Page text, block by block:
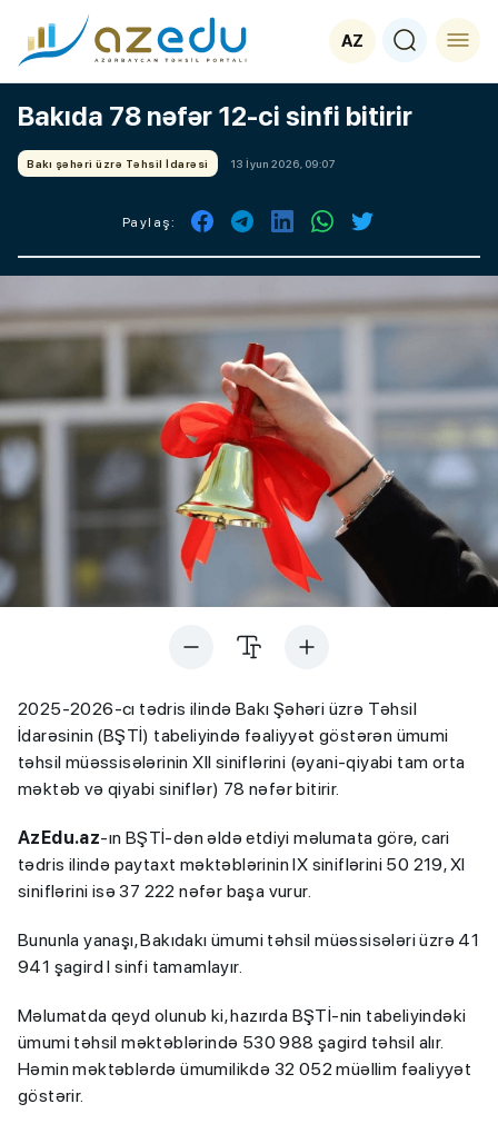
AZ
Bakıda 78 nəfər 12-ci sinfi bitirir
Bakı şəhəri üzrə Təhsil İdarəsi 13 İyun 2026, 09:07
Paylaş:
2025-2026-cı tədris ilində Bakı Şəhəri üzrə Təhsil
İdarəsinin (BŞTİ) tabeliyində fəaliyyət göstərən ümumi
təhsil müəssisələrinin XII siniflərini (əyani-qiyabi tam orta
məktəb və qiyabi siniflər) 78 nəfər bitirir.
AzEdu.az-ın BŞTİ-dən əldə etdiyi məlumata görə, cari
tədris ilində paytaxt məktəblərinin IX siniflərini 50 219, XI
siniflərini isə 37 222 nəfər başa vurur.
Bununla yanaşı, Bakıdakı ümumi təhsil müəssisələri üzrə 41
941 şagird I sinfi tamamlayır.
Məlumatda qeyd olunub ki, hazırda BŞTİ-nin tabeliyindəki
ümumi təhsil məktəblərində 530 988 şagird təhsil alır.
Həmin məktəblərdə ümumilikdə 32 052 müəllim fəaliyyət
göstərir.